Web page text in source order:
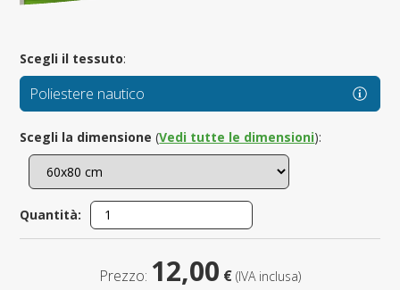
Scegli il tessuto:
Poliestere nautico
Scegli la dimensione (Vedi tutte le dimensioni):
Quantità:
Prezzo: 12,00 € (IVA inclusa)